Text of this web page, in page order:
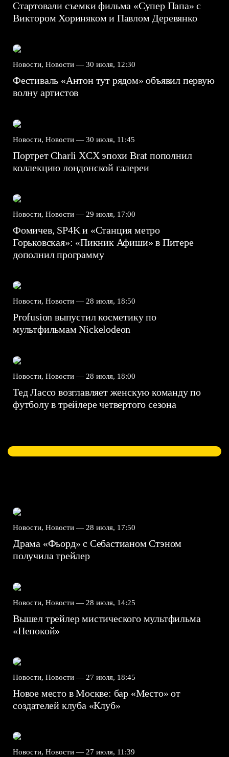
Стартовали съемки фильма «Супер Папа» с
Виктором Хориняком и Павлом Деревянко
Новости, Новости — 30 июля, 12:30
Фестиваль «Антон тут рядом» объявил первую
волну артистов
Новости, Новости — 30 июля, 11:45
Портрет Charli XCX эпохи Brat пополнил
коллекцию лондонской галереи
Новости, Новости — 29 июля, 17:00
Фомичев, SP4K и «Станция метро
Горьковская»: «Пикник Афиши» в Питере
дополнил программу
Новости, Новости — 28 июля, 18:50
Profusion выпустил косметику по
мультфильмам Nickelodeon
Новости, Новости — 28 июля, 18:00
Тед Лассо возглавляет женскую команду по
футболу в трейлере четвертого сезона
Новости, Новости — 28 июля, 17:50
Драма «Фьорд» с Себастианом Стэном
получила трейлер
Новости, Новости — 28 июля, 14:25
Вышел трейлер мистического мультфильма
«Непокой»
Новости, Новости — 27 июля, 18:45
Новое место в Москве: бар «Место» от
создателей клуба «Клуб»
Новости, Новости — 27 июля, 11:39